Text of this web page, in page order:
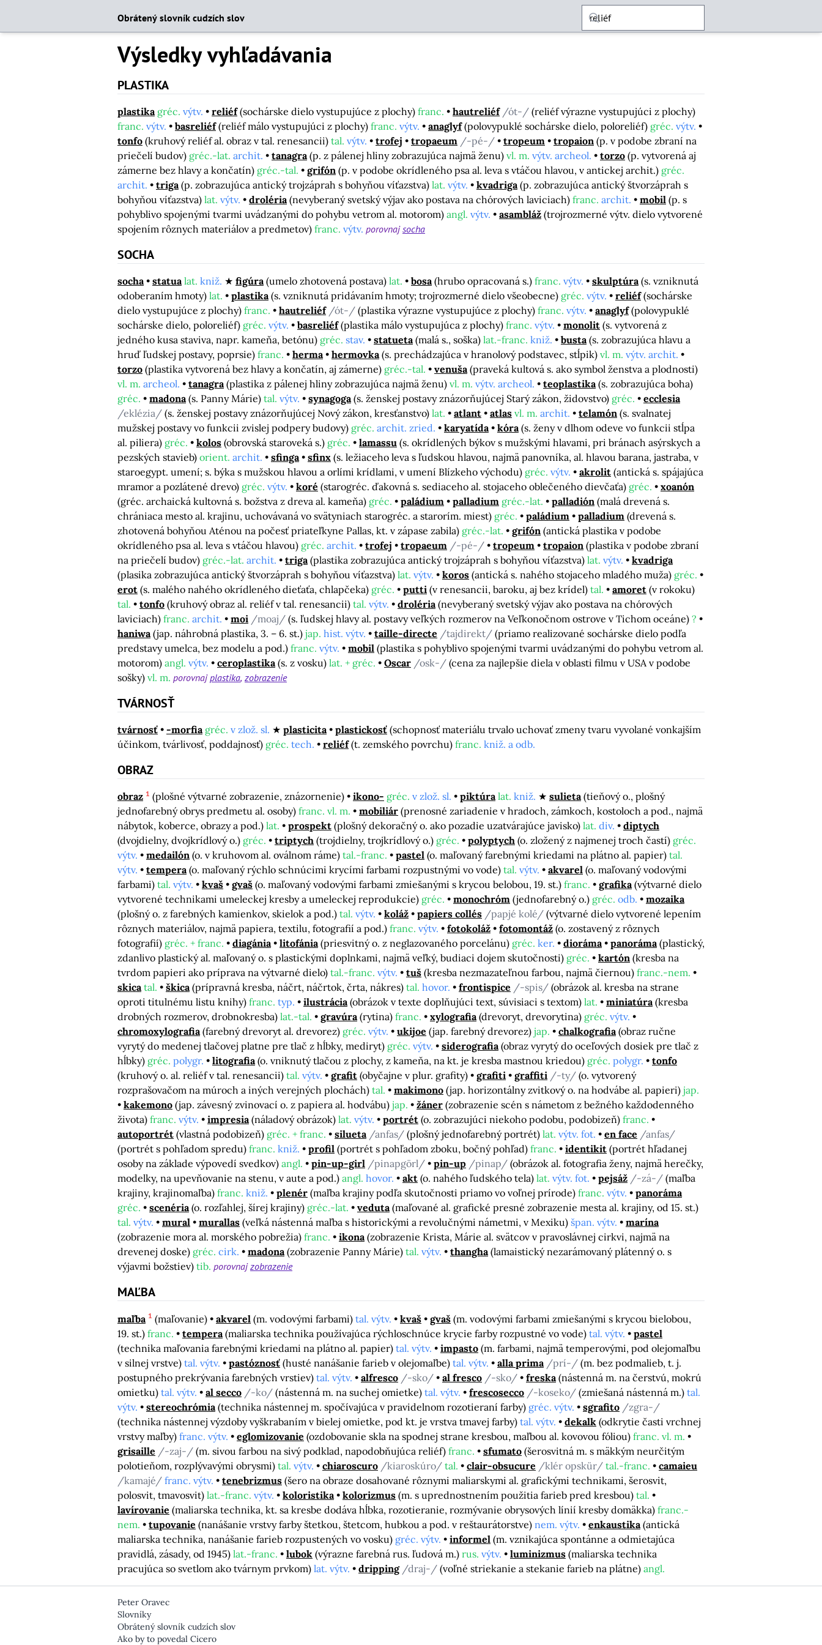
Obrátený slovník cudzích slov
Výsledky vyhľadávania
PLASTIKA
plastika gréc. výtv. reliéf (sochárske dielo vystupujúce z plochy) franc. hautreliéf /ót-/ (reliéf výrazne vystupujúci z plochy)
franc. výtv. basreliéf (reliéf málo vystupujúci z plochy) franc. výtv. anaglyf (polovypuklé sochárske dielo, poloreliéf) gréc. výtv.
tonfo (kruhový reliéf al. obraz v tal. renesancii) tal. výtv. trofej tropaeum /-pé-/ tropeum tropaion (p. v podobe zbraní na
priečelí budov) gréc.-lat. archit. tanagra (p. z pálenej hliny zobrazujúca najmä ženu) vl. m. výtv. archeol. torzo (p. vytvorená aj
zámerne bez hlavy a končatín) gréc.-tal. grifón (p. v podobe okrídleného psa al. leva s vtáčou hlavou, v antickej archit.) gréc.
archit.
triga (p. zobrazujúca antický trojzáprah s bohyňou víťazstva) lat. výtv. kvadriga (p. zobrazujúca antický štvorzáprah s
bohyňou víťazstva) lat. výtv. droléria (nevyberaný svetský výjav ako postava na chórových laviciach) franc. archit. mobil (p. s
pohyblivo spojenými tvarmi uvádzanými do pohybu vetrom al. motorom) angl. výtv. asambláž (trojrozmerné výtv. dielo vytvorené
spojením rôznych materiálov a predmetov) franc. výtv. porovnajsocha
SOCHA
socha statua lat. kniž. figúra (umelo zhotovená postava) lat. bosa (hrubo opracovaná s.) franc. výtv. skulptúra (s. vzniknutá
odoberaním hmoty) lat. plastika (s. vzniknutá pridávaním hmoty; trojrozmerné dielo všeobecne) gréc. výtv. reliéf (sochárske
dielo vystupujúce z plochy) franc. hautreliéf /ót-/ (plastika výrazne vystupujúce z plochy) franc. výtv. anaglyf (polovypuklé
sochárske dielo, poloreliéf) gréc. výtv. basreliéf (plastika málo vystupujúca z plochy) franc. výtv. monolit (s. vytvorená z
jedného kusa staviva, napr. kameňa, betónu) gréc. stav. statueta (malá s., soška) lat.-franc. kniž. busta (s. zobrazujúca hlavu a
hruď ľudskej postavy, poprsie) franc. herma hermovka (s. prechádzajúca v hranolový podstavec, stĺpik) vl. m. výtv. archit.
torzo (plastika vytvorená bez hlavy a končatín, aj zámerne) gréc.-tal. venuša (praveká kultová s. ako symbol ženstva a plodnosti)
vl. m. archeol. tanagra (plastika z pálenej hliny zobrazujúca najmä ženu) vl. m. výtv. archeol. teoplastika (s. zobrazujúca boha)
gréc.
madona (s. Panny Márie) tal. výtv. synagoga (s. ženskej postavy znázorňujúcej Starý zákon, židovstvo) gréc.
ecclesia
/eklézia/ (s. ženskej postavy znázorňujúcej Nový zákon, kresťanstvo) lat. atlant atlas vl. m. archit. telamón (s. svalnatej
mužskej postavy vo funkcii zvislej podpery budovy) gréc. archit. zried. karyatída kóra (s. ženy v dlhom odeve vo funkcii stĺpa
al. piliera) gréc. kolos (obrovská staroveká s.) gréc. lamassu (s. okrídlených býkov s mužskými hlavami, pri bránach asýrskych a
pezských stavieb) orient. archit. sfinga sfinx (s. ležiaceho leva s ľudskou hlavou, najmä panovníka, al. hlavou barana, jastraba, v
staroegypt. umení; s. býka s mužskou hlavou a orlími krídlami, v umení Blízkeho východu) gréc. výtv. akrolit (antická s. spájajúca
mramor a pozlátené drevo) gréc. výtv. koré (starogréc. ďakovná s. sediaceho al. stojaceho oblečeného dievčaťa) gréc.
xoanón
(gréc. archaická kultovná s. božstva z dreva al. kameňa) gréc. paládium palladium gréc.-lat. palladión (malá drevená s.
chrániaca mesto al. krajinu, uchovávaná vo svätyniach starogréc. a starorím. miest) gréc. paládium palladium (drevená s.
zhotovená bohyňou Aténou na počesť priateľkyne Pallas, kt. v zápase zabila) gréc.-lat. grifón (antická plastika v podobe
okrídleného psa al. leva s vtáčou hlavou) gréc. archit. trofej tropaeum /-pé-/ tropeum tropaion (plastika v podobe zbraní
na priečelí budov) gréc.-lat. archit. triga (plastika zobrazujúca antický trojzáprah s bohyňou víťazstva) lat. výtv.
kvadriga
(plasika zobrazujúca antický štvorzáprah s bohyňou víťazstva) lat. výtv. koros (antická s. nahého stojaceho mladého muža) gréc.
erot (s. malého nahého okrídleného dieťaťa, chlapčeka) gréc. putti (v renesancii, baroku, aj bez krídel) tal. amoret (v rokoku)
tal.
tonfo (kruhový obraz al. reliéf v tal. renesancii) tal. výtv. droléria (nevyberaný svetský výjav ako postava na chórových
laviciach) franc. archit. moi /moaj/ (s. ľudskej hlavy al. postavy veľkých rozmerov na Veľkonočnom ostrove v Tichom oceáne) ?
haniwa (jap. náhrobná plastika, 3. – 6. st.) jap. hist. výtv. taille-directe /tajdirekt/ (priamo realizované sochárske dielo podľa
predstavy umelca, bez modelu a pod.) franc. výtv. mobil (plastika s pohyblivo spojenými tvarmi uvádzanými do pohybu vetrom al.
motorom) angl. výtv. ceroplastika (s. z vosku) lat. + gréc. Oscar /osk-/ (cena za najlepšie diela v oblasti filmu v USA v podobe
sošky) vl. m. porovnajplastika zobrazenie
TVÁRNOSŤ
tvárnosť -morfia gréc. v zlož. sl. plasticita plastickosť (schopnosť materiálu trvalo uchovať zmeny tvaru vyvolané vonkajším
účinkom, tvárlivosť, poddajnosť) gréc. tech. reliéf (t. zemského povrchu) franc. kniž. a odb.
OBRAZ
obraz 1 (plošné výtvarné zobrazenie, znázornenie) ikono- gréc. v zlož. sl. piktúra lat. kniž. sulieta (tieňový o., plošný
jednofarebný obrys predmetu al. osoby) franc. vl. m. mobiliár (prenosné zariadenie v hradoch, zámkoch, kostoloch a pod., najmä
nábytok, koberce, obrazy a pod.) lat. prospekt (plošný dekoračný o. ako pozadie uzatvárajúce javisko) lat. div.
diptych
(dvojdielny, dvojkrídlový o.) gréc. triptych (trojdielny, trojkrídlový o.) gréc. polyptych (o. zložený z najmenej troch častí) gréc.
výtv.
medailón (o. v kruhovom al. oválnom ráme) tal.-franc. pastel (o. maľovaný farebnými kriedami na plátno al. papier) tal.
výtv.
tempera (o. maľovaný rýchlo schnúcimi krycími farbami rozpustnými vo vode) tal. výtv. akvarel (o. maľovaný vodovými
farbami) tal. výtv. kvaš gvaš (o. maľovaný vodovými farbami zmiešanými s krycou belobou, 19. st.) franc. grafika (výtvarné dielo
vytvorené technikami umeleckej kresby a umeleckej reprodukcie) gréc. monochróm (jednofarebný o.) gréc. odb.
mozaika
(plošný o. z farebných kamienkov, skielok a pod.) tal. výtv. koláž papiers collés /papjé kolé/ (výtvarné dielo vytvorené lepením
rôznych materiálov, najmä papiera, textilu, fotografií a pod.) franc. výtv. fotokoláž fotomontáž (o. zostavený z rôznych
fotografií) gréc. + franc. diagánia litofánia (priesvitný o. z neglazovaného porcelánu) gréc. ker. dioráma panoráma (plastický,
zdanlivo plastický al. maľovaný o. s plastickými doplnkami, najmä veľký, budiaci dojem skutočnosti) gréc. kartón (kresba na
tvrdom papieri ako príprava na výtvarné dielo) tal.-franc. výtv. tuš (kresba nezmazateľnou farbou, najmä čiernou) franc.-nem.
skica tal. škica (prípravná kresba, náčrt, náčrtok, črta, nákres) tal. hovor. frontispice /-spis/ (obrázok al. kresba na strane
oproti titulnému listu knihy) franc. typ. ilustrácia (obrázok v texte doplňujúci text, súvisiaci s textom) lat. miniatúra (kresba
drobných rozmerov, drobnokresba) lat.-tal. gravúra (rytina) franc. xylografia (drevoryt, drevorytina) gréc. výtv.
chromoxylografia (farebný drevoryt al. drevorez) gréc. výtv. ukijoe (jap. farebný drevorez) jap. chalkografia (obraz ručne
vyrytý do medenej tlačovej platne pre tlač z hĺbky, mediryt) gréc. výtv. siderografia (obraz vyrytý do oceľových dosiek pre tlač z
hĺbky) gréc. polygr. litografia (o. vniknutý tlačou z plochy, z kameňa, na kt. je kresba mastnou kriedou) gréc. polygr.
tonfo
(kruhový o. al. reliéf v tal. renesancii) tal. výtv. grafit (obyčajne v plur. grafity) grafiti graffiti /-ty/ (o. vytvorený
rozprašovačom na múroch a iných verejných plochách) tal. makimono (jap. horizontálny zvitkový o. na hodvábe al. papieri) jap.
kakemono (jap. závesný zvinovací o. z papiera al. hodvábu) jap. žáner (zobrazenie scén s námetom z bežného každodenného
života) franc. výtv. impresia (náladový obrázok) lat. výtv. portrét (o. zobrazujúci niekoho podobu, podobizeň) franc.
autoportrét (vlastná podobizeň) gréc. + franc. silueta /anfas/ (plošný jednofarebný portrét) lat. výtv. fot. en face /anfas/
(portrét s pohľadom spredu) franc. kniž. profil (portrét s pohľadom zboku, bočný pohľad) franc. identikit (portrét hľadanej
osoby na základe výpovedí svedkov) angl. pin-up-girl /pinapgörl/ pin-up /pinap/ (obrázok al. fotografia ženy, najmä herečky,
modelky, na upevňovanie na stenu, v aute a pod.) angl. hovor. akt (o. nahého ľudského tela) lat. výtv. fot. pejsáž /-zá-/ (maľba
krajiny, krajinomaľba) franc. kniž. plenér (maľba krajiny podľa skutočnosti priamo vo voľnej prírode) franc. výtv.
panoráma
gréc.
scenéria (o. rozľahlej, šírej krajiny) gréc.-lat. veduta (maľované al. grafické presné zobrazenie mesta al. krajiny, od 15. st.)
tal. výtv. mural murallas (veľká nástenná maľba s historickými a revolučnými námetmi, v Mexiku) špan. výtv.
marína
(zobrazenie mora al. morského pobrežia) franc. ikona (zobrazenie Krista, Márie al. svätcov v pravoslávnej cirkvi, najmä na
drevenej doske) gréc. cirk. madona (zobrazenie Panny Márie) tal. výtv. thangha (lamaistický nezarámovaný plátenný o. s
výjavmi božstiev) tib. porovnajzobrazenie
MAĽBA
maľba 1 (maľovanie) akvarel (m. vodovými farbami) tal. výtv. kvaš gvaš (m. vodovými farbami zmiešanými s krycou bielobou,
19. st.) franc. tempera (maliarska technika používajúca rýchloschnúce krycie farby rozpustné vo vode) tal. výtv.
pastel
(technika maľovania farebnými kriedami na plátno al. papier) tal. výtv. impasto (m. farbami, najmä temperovými, pod olejomaľbu
v silnej vrstve) tal. výtv. pastóznosť (husté nanášanie farieb v olejomaľbe) tal. výtv. alla prima /prí-/ (m. bez podmalieb, t. j.
postupného prekrývania farebných vrstiev) tal. výtv. alfresco /-sko/ al fresco /-sko/ freska (nástenná m. na čerstvú, mokrú
omietku) tal. výtv. al secco /-ko/ (nástenná m. na suchej omietke) tal. výtv. frescosecco /-koseko/ (zmiešaná nástenná m.) tal.
výtv.
stereochrómia (technika nástennej m. spočívajúca v pravidelnom rozotieraní farby) gréc. výtv. sgrafito /zgra-/
(technika nástennej výzdoby vyškrabaním v bielej omietke, pod kt. je vrstva tmavej farby) tal. výtv. dekalk (odkrytie časti vrchnej
vrstvy maľby) franc. výtv. eglomizovanie (ozdobovanie skla na spodnej strane kresbou, maľbou al. kovovou fóliou) franc. vl. m.
grisaille /-zaj-/ (m. sivou farbou na sivý podklad, napodobňujúca reliéf) franc. sfumato (šerosvitná m. s mäkkým neurčitým
polotieňom, rozplývavými obrysmi) tal. výtv. chiaroscuro /kiaroskúro/ tal. clair-obsucure /klér opskür/ tal.-franc.
camaieu
/kamajé/ franc. výtv. tenebrizmus (šero na obraze dosahované rôznymi maliarskymi al. grafickými technikami, šerosvit,
polosvit, tmavosvit) lat.-franc. výtv. koloristika kolorizmus (m. s uprednostnením použitia farieb pred kresbou) tal.
lavírovanie (maliarska technika, kt. sa kresbe dodáva hĺbka, rozotieranie, rozmývanie obrysových línií kresby domäkka) franc.-
nem.
tupovanie (nanášanie vrstvy farby štetkou, štetcom, hubkou a pod. v reštaurátorstve) nem. výtv. enkaustika (antická
maliarska technika, nanášanie farieb rozpustených vo vosku) gréc. výtv. informel (m. vznikajúca spontánne a odmietajúca
pravidlá, zásady, od 1945) lat.-franc. lubok (výrazne farebná rus. ľudová m.) rus. výtv. luminizmus (maliarska technika
pracujúca so svetlom ako tvárnym prvkom) lat. výtv. dripping /draj-/ (voľné striekanie a stekanie farieb na plátne) angl.
Peter Oravec
Slovníky
Obrátený slovník cudzích slov
Ako by to povedal Cicero